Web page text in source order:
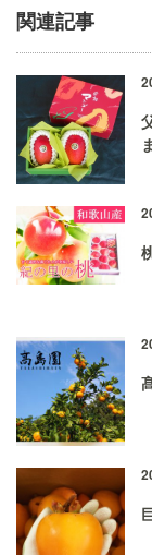
関連記事